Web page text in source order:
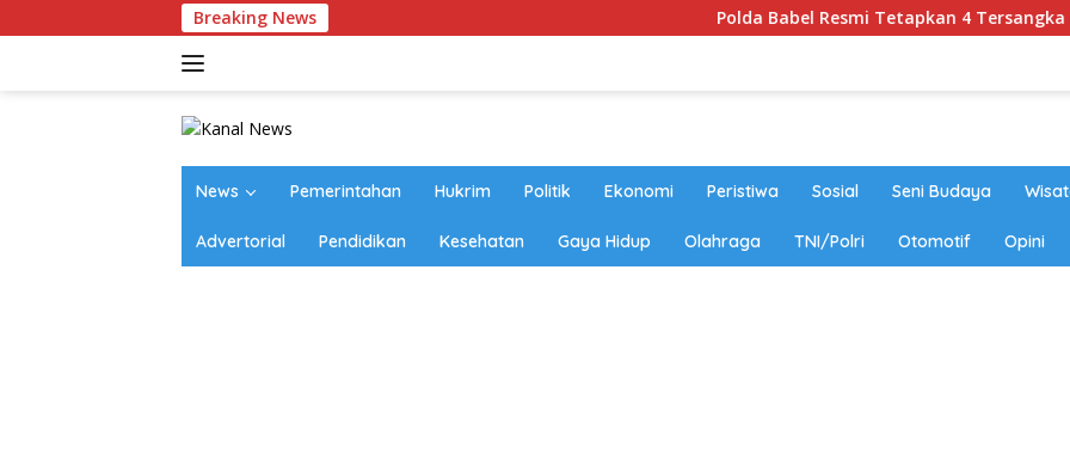
ke
Breaking News Polda Babel Resmi Tetapkan 4 Tersangka Dalam
News Pemerintahan Hukrim Politik Ekonomi Peristiwa Sosial Seni Budaya
Advertorial Pendidikan Kesehatan Gaya Hidup Olahraga TNI/Polri Otomotif Opini